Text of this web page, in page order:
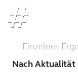
Einzelnes